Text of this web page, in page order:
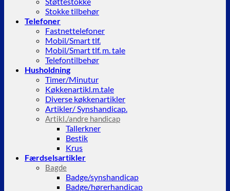
Stokke tilbehør
Telefoner
Fastnettelefoner
Mobil/Smart tlf.
Mobil/Smart tlf. m. tale
Telefontilbehør
Husholdning
Timer/Minutur
Køkkenartikl.m.tale
Diverse køkkenartikler
Artikler/ Synshandicap.
Artikl./andre handicap
Tallerkner
Bestik
Krus
Færdselsartikler
Bagde
Badge/synshandicap
Badge/hørerhandicap